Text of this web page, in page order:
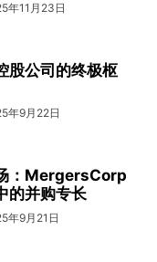
年11月23日
股公司的终极枢
年9月22日
：MergersCorp
的并购专长
年9月21日